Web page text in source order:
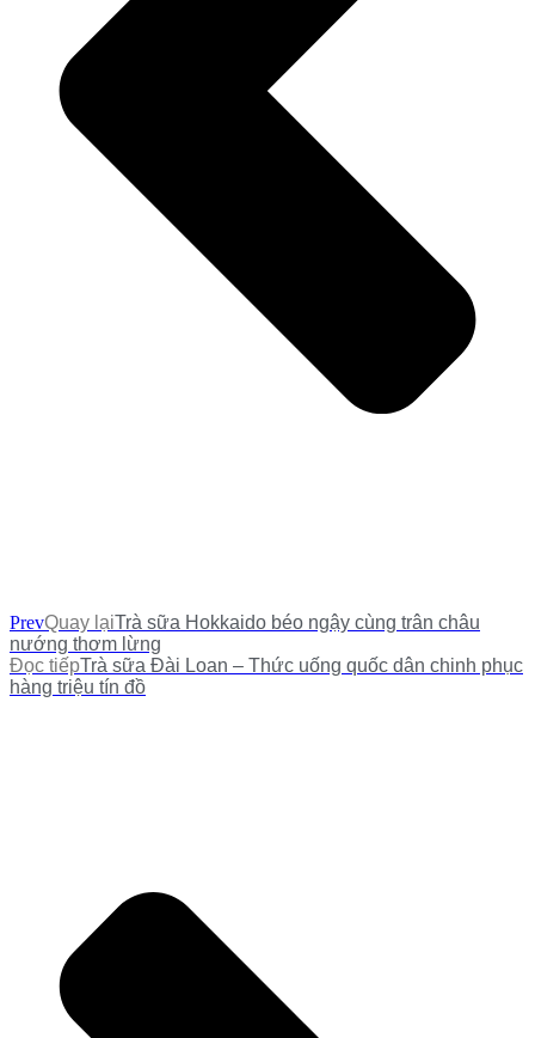
PrevQuay lạiTrà sữa Hokkaido béo ngậy cùng trân châu
nướng thơm lừng
Đọc tiếpTrà sữa Đài Loan – Thức uống quốc dân chinh phục
hàng triệu tín đồ